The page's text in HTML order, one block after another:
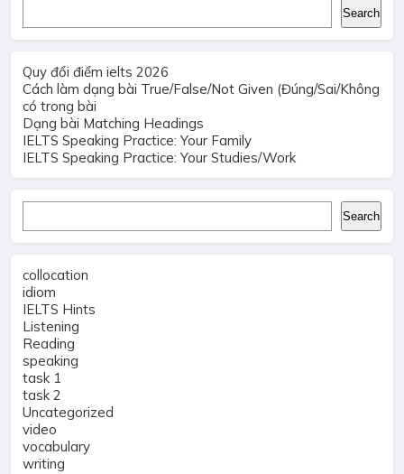
Search
Quy đổi điểm ielts 2026
Cách làm dạng bài True/False/Not Given (Đúng/Sai/Không
có trong bài
Dạng bài Matching Headings
IELTS Speaking Practice: Your Family
IELTS Speaking Practice: Your Studies/Work
Search
collocation
idiom
IELTS Hints
Listening
Reading
speaking
task 1
task 2
Uncategorized
video
vocabulary
writing